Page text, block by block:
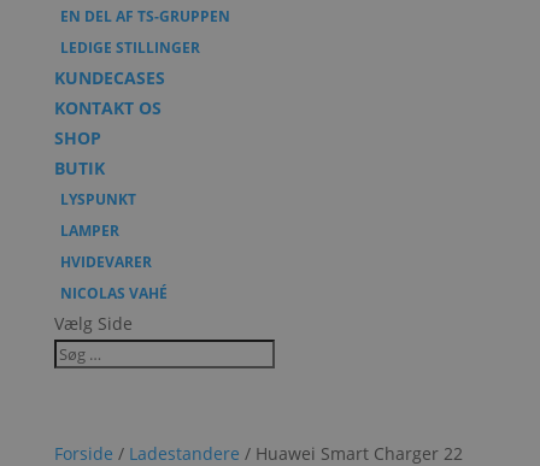
EN DEL AF TS-GRUPPEN
LEDIGE STILLINGER
KUNDECASES
KONTAKT OS
SHOP
BUTIK
LYSPUNKT
LAMPER
HVIDEVARER
NICOLAS VAHÉ
Vælg Side
Forside / Ladestandere / Huawei Smart Charger 22